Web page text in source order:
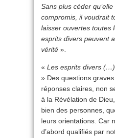
Sans plus céder qu’elle
compromis, il voudrait
laisser ouvertes toutes
esprits divers peuvent
vérité ».
« Les esprits divers
» Des questions
réponses claires, non
à la Révélation de
bien des personnes,
leurs orientations. Car
d’abord qualifiés par